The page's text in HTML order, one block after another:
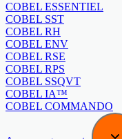
COBEL ESSENTIEL
COBEL SST
COBEL RH
COBEL ENV
COBEL RSE
COBEL RPS
COBEL SSQVT
COBEL IA™
COBEL COMMANDO